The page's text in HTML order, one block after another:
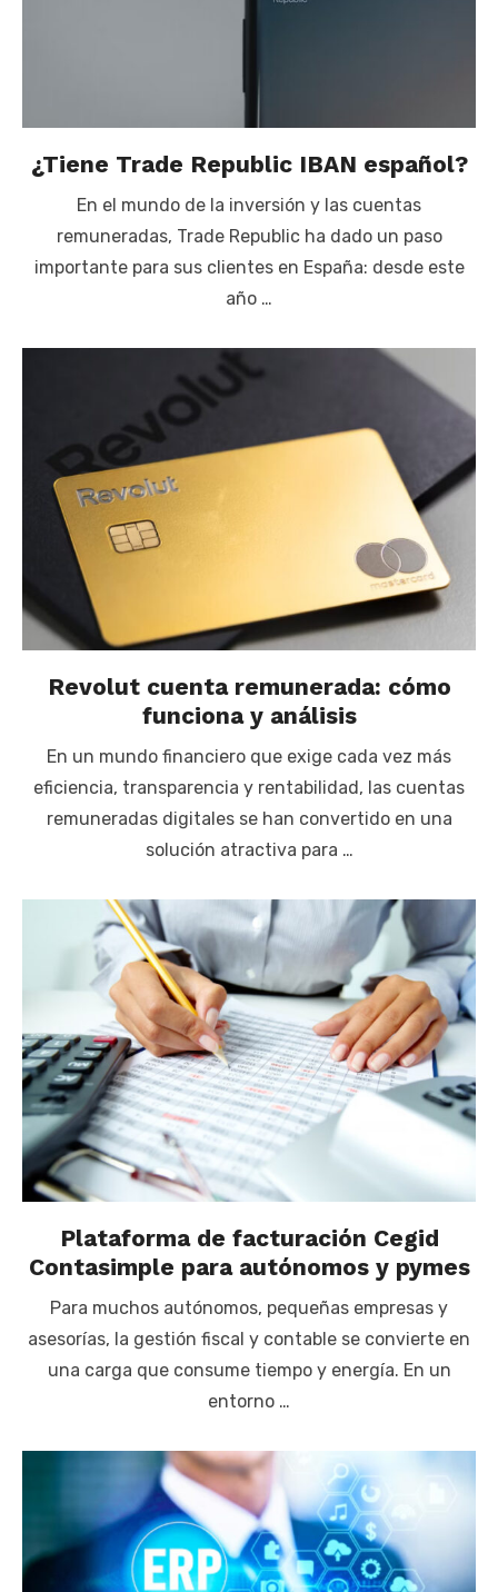
¿Tiene Trade Republic IBAN español?
En el mundo de la inversión y las cuentas
remuneradas, Trade Republic ha dado un paso
importante para sus clientes en España: desde este
año …
Revolut cuenta remunerada: cómo
funciona y análisis
En un mundo financiero que exige cada vez más
eficiencia, transparencia y rentabilidad, las cuentas
remuneradas digitales se han convertido en una
solución atractiva para …
Plataforma de facturación Cegid
Contasimple para autónomos y pymes
Para muchos autónomos, pequeñas empresas y
asesorías, la gestión fiscal y contable se convierte en
una carga que consume tiempo y energía. En un
entorno …